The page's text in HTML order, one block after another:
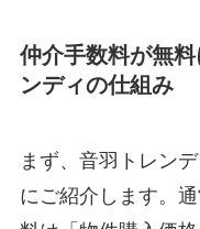
仲介手数料が無
ンディの仕組み
まず、音羽トレン
にご紹介します。